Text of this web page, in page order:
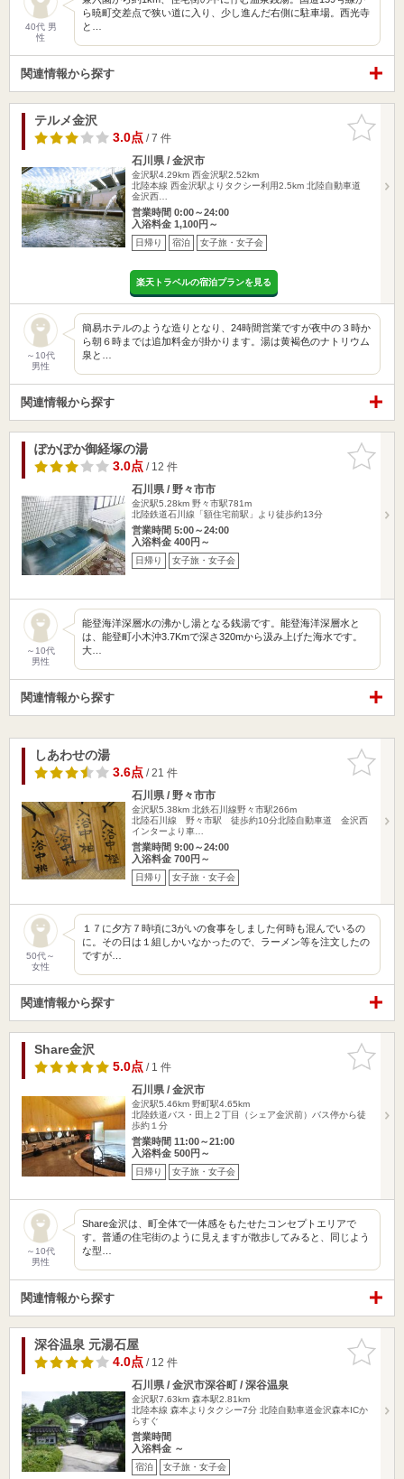
40代 男
性
ら暁町交差点で狭い道に入り、少し進んだ右側に駐車場。西光寺
と…
関連情報から探す
お気に入
りに追加
テルメ金沢
3.0点/ 7 件
石川県 / 金沢市
金沢駅4.29km 西金沢駅2.52km
北陸本線 西金沢駅よりタクシー利用2.5km 北陸自動車道
金沢西…
営業時間 0:00～24:00
入浴料金 1,100円～
日帰り 宿泊 女子旅・女子会
楽天トラベルの宿泊プランを見る
～10代
男性
簡易ホテルのような造りとなり、24時間営業ですが夜中の３時か
ら朝６時までは追加料金が掛かります。湯は黄褐色のナトリウム
泉と…
関連情報から探す
お気に入
りに追加
ぽかぽか御経塚の湯
3.0点/ 12 件
石川県 / 野々市市
金沢駅5.28km 野々市駅781m
北陸鉄道石川線「額住宅前駅」より徒歩約13分
営業時間 5:00～24:00
入浴料金 400円～
日帰り 女子旅・女子会
～10代
男性
能登海洋深層水の沸かし湯となる銭湯です。能登海洋深層水と
は、能登町小木沖3.7Kmで深さ320mから汲み上げた海水です。
大…
関連情報から探す
お気に入
りに追加
しあわせの湯
3.6点/ 21 件
石川県 / 野々市市
金沢駅5.38km 北鉄石川線野々市駅266m
北陸石川線 野々市駅 徒歩約10分北陸自動車道 金沢西
インターより車…
営業時間 9:00～24:00
入浴料金 700円～
日帰り 女子旅・女子会
50代～
女性
１７に夕方７時頃に3がいの食事をしました何時も混んでいるの
に。その日は１組しかいなかったので、ラーメン等を注文したの
ですが…
関連情報から探す
お気に入
りに追加
Share金沢
5.0点/ 1 件
石川県 / 金沢市
金沢駅5.46km 野町駅4.65km
北陸鉄道バス・田上２丁目（シェア金沢前）バス停から徒
歩約１分
営業時間 11:00～21:00
入浴料金 500円～
日帰り 女子旅・女子会
～10代
男性
Share金沢は、町全体で一体感をもたせたコンセプトエリアで
す。普通の住宅街のように見えますが散歩してみると、同じよう
な型…
関連情報から探す
お気に入
りに追加
深谷温泉 元湯石屋
4.0点/ 12 件
石川県 / 金沢市深谷町 / 深谷温泉
金沢駅7.63km 森本駅2.81km
北陸本線 森本よりタクシー7分 北陸自動車道金沢森本ICか
らすぐ
営業時間
入浴料金 ～
宿泊 女子旅・女子会